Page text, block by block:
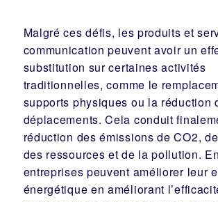
Malgré ces défis, les produits et
communication peuvent avoir un
substitution sur certaines activités
traditionnelles, comme le
supports physiques ou la réduction
déplacements. Cela conduit
réduction des émissions de CO2,
des ressources et de la pollution.
entreprises peuvent améliorer leur
énergétique en améliorant